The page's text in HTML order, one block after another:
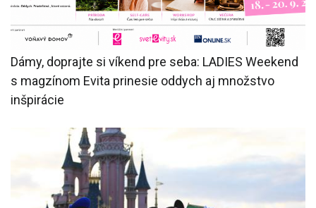
Dámy, doprajte si víkend pre seba: LADIES Weekend
s magzínom Evita prinesie oddych aj množstvo
inšpirácie